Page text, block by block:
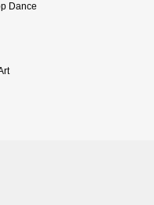
Dance